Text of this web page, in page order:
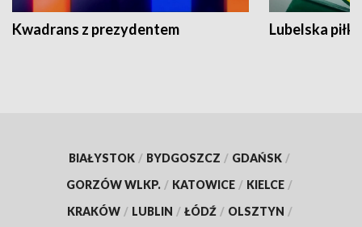
Kwadrans z prezydentem Lubelska piłka
BIAŁYSTOK / BYDGOSZCZ / GDAŃSK /
GORZÓW WLKP. / KATOWICE / KIELCE /
KRAKÓW / LUBLIN / ŁÓDŹ / OLSZTYN /